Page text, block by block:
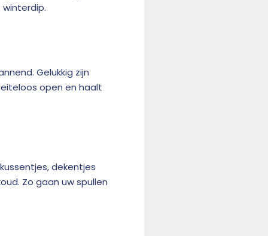
Gelukkig zijn
open en haalt
dekentjes
Zo gaan uw spullen